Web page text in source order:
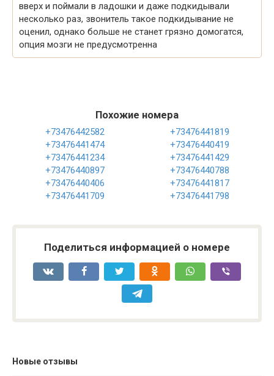
вверх и поймали в ладошки и даже подкидывали
несколько раз, звонитель такое подкидывание не
оценил, однако больше не станет грязно домогатся,
опция мозги не предусмотренна
Похожие номера
+73476442582
+73476441819
+73476441474
+73476440419
+73476441234
+73476441429
+73476440897
+73476440788
+73476440406
+73476441817
+73476441709
+73476441798
Поделиться информацией о номере
Новые отзывы